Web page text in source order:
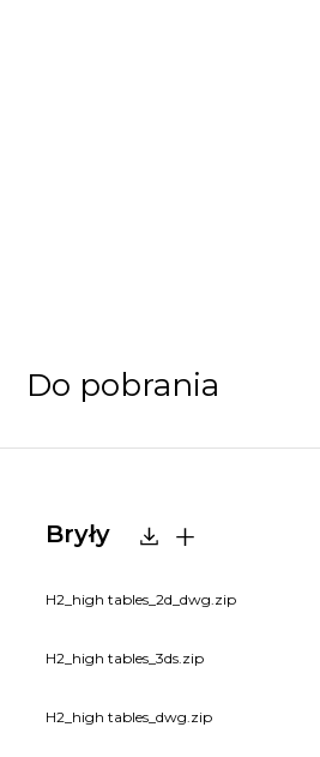
Do pobrania
Bryły
H2_high tables_2d_dwg.zip
H2_high tables_3ds.zip
H2_high tables_dwg.zip